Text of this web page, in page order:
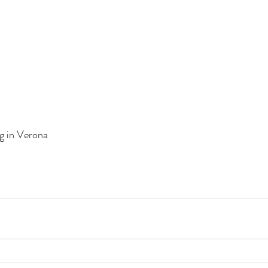
in Verona